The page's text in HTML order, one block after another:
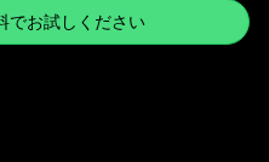
お試しください